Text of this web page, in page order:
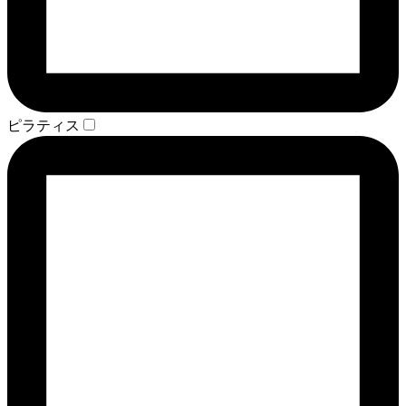
ピラティス